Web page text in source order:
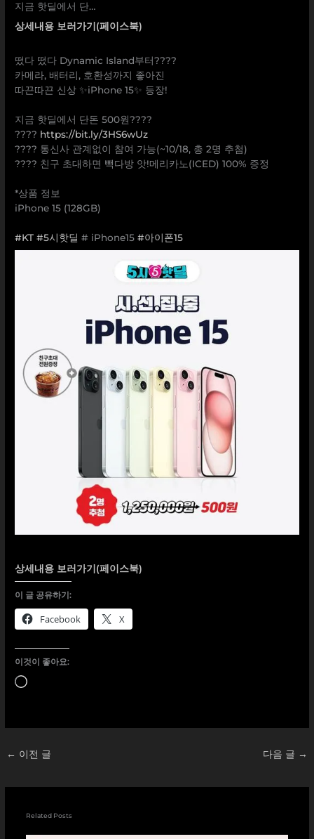
지금 핫딜에서 단…
상세내용 보러가기(페이스북)
떴다 떴다 Dynamic Island부터????
카메라, 배터리, 호환성까지 좋아진
따끈따끈 신상 ✨iPhone 15✨ 등장!
지금 핫딜에서 단돈 500원????
???? https://bit.ly/3HS6wUz
???? 통신사 관계없이 참여 가능(~10/18, 총 2명 추첨)
???? 친구 초대하면 빽다방 앗!메리카노(ICED) 100% 증정
*상품 정보
iPhone 15 (128GB)
#KT #5시핫딜 # iPhone15#아이폰15
상세내용 보러가기(페이스북)
이 글 공유하기:
Facebook X
이것이 좋아요:
로
← 이전 글 다음 글 →
Related Posts